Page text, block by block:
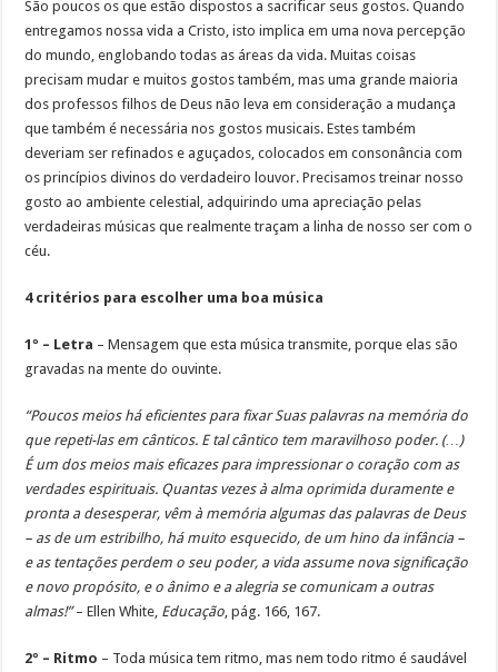
São poucos os que estão dispostos a sacrificar seus gostos. Quando
entregamos nossa vida a Cristo, isto implica em uma nova percepção
do mundo, englobando todas as áreas da vida. Muitas coisas
precisam mudar e muitos gostos também, mas uma grande maioria
dos professos filhos de Deus não leva em consideração a mudança
que também é necessária nos gostos musicais. Estes também
deveriam ser refinados e aguçados, colocados em consonância com
os princípios divinos do verdadeiro louvor. Precisamos treinar nosso
gosto ao ambiente celestial, adquirindo uma apreciação pelas
verdadeiras músicas que realmente traçam a linha de nosso ser com o
céu.
4 critérios para escolher uma boa música
1º – Letra – Mensagem que esta música transmite, porque elas são
gravadas na mente do ouvinte.
“Poucos meios há eficientes para fixar Suas palavras na memória do
que repeti-las em cânticos. E tal cântico tem maravilhoso poder. (…)
É um dos meios mais eficazes para impressionar o coração com as
verdades espirituais. Quantas vezes à alma oprimida duramente e
pronta a desesperar, vêm à memória algumas das palavras de Deus
– as de um estribilho, há muito esquecido, de um hino da infância –
e as tentações perdem o seu poder, a vida assume nova significação
e novo propósito, e o ânimo e a alegria se comunicam a outras
almas!”– Ellen White, Educação , pág. 166, 167.
2º – Ritmo – Toda música tem ritmo, mas nem todo ritmo é saudável